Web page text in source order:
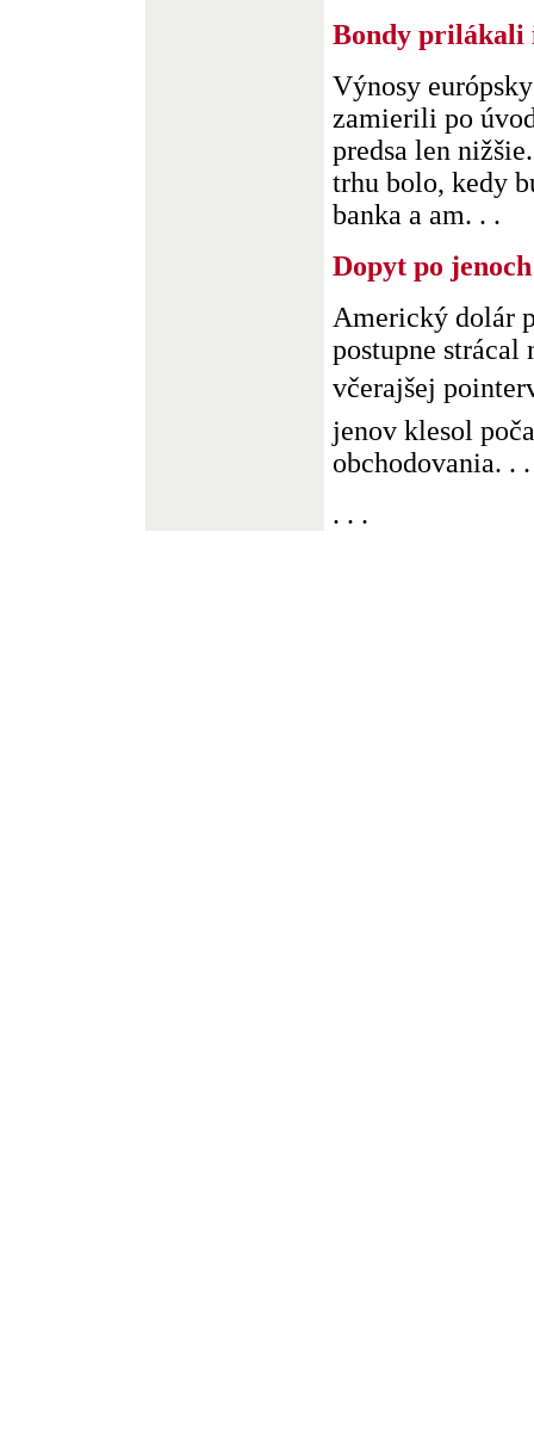
Bondy prilákali
Výnosy
zamierili po
predsa len
trhu bolo, kedy
banka a am. . .
Dopyt po
Americký dolár
postupne strácal
včerajšej
jenov klesol
obchodovania. . .
. . .